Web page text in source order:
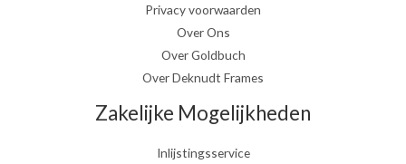
Privacy voorwaarden
Over Ons
Over Goldbuch
Over Deknudt Frames
Zakelijke Mogelijkheden
Inlijstingsservice